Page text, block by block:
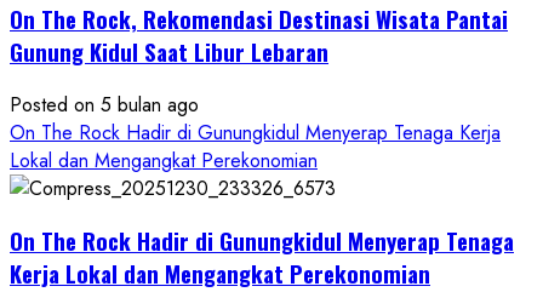
Wisata
Kekinian
On The Rock, Rekomendasi Destinasi Wisata Pantai
Gunung Kidul Saat Libur Lebaran
Posted on 5 bulan ago
On The Rock Hadir di Gunungkidul Menyerap Tenaga Kerja
Lokal dan Mengangkat Perekonomian
On The Rock Hadir di Gunungkidul Menyerap Tenaga
Kerja Lokal dan Mengangkat Perekonomian